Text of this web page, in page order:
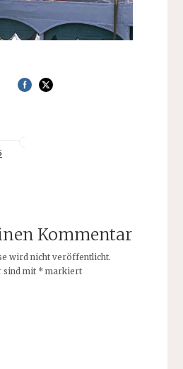
Kommentar
wird nicht veröffentlicht.
sind mit *markiert